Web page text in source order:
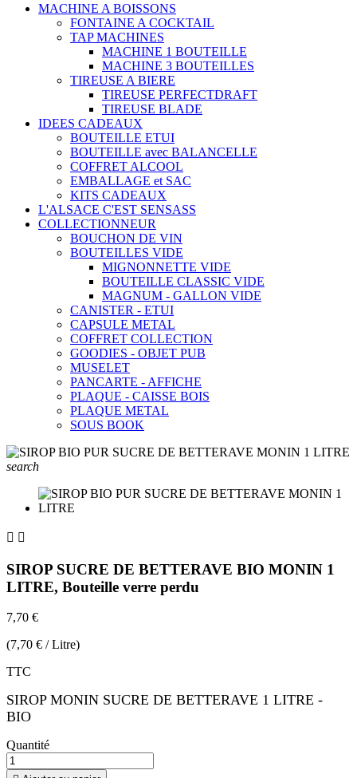
MACHINE A BOISSONS
FONTAINE A COCKTAIL
TAP MACHINES
MACHINE 1 BOUTEILLE
MACHINE 3 BOUTEILLES
TIREUSE A BIERE
TIREUSE PERFECTDRAFT
TIREUSE BLADE
IDEES CADEAUX
BOUTEILLE ETUI
BOUTEILLE avec BALANCELLE
COFFRET ALCOOL
EMBALLAGE et SAC
KITS CADEAUX
L'ALSACE C'EST SENSASS
COLLECTIONNEUR
BOUCHON DE VIN
BOUTEILLES VIDE
MIGNONNETTE VIDE
BOUTEILLE CLASSIC VIDE
MAGNUM - GALLON VIDE
CANISTER - ETUI
CAPSULE METAL
COFFRET COLLECTION
GOODIES - OBJET PUB
MUSELET
PANCARTE - AFFICHE
PLAQUE - CAISSE BOIS
PLAQUE METAL
SOUS BOOK
search
 
SIROP SUCRE DE BETTERAVE BIO MONIN 1
LITRE, Bouteille verre perdu
7,70 €
(7,70 € / Litre)
TTC
SIROP MONIN SUCRE DE BETTERAVE 1 LITRE -
BIO
Quantité